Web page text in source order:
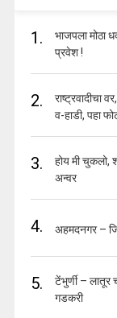
1.
भाजपला मोठा
प्रवेश !
2.
राष्ट्रवादीचा
व-हाडी, पहा
3.
होय मी चुकलो,
अन्वर
4. अहमदनगर –
5.
टेंभुर्णी – लातूर
गडकरी